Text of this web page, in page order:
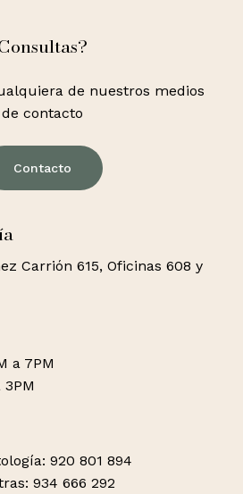
de nuestros medios
de contacto
Contacto
Carrión 615, Oficinas 608 y
a 7PM
920 801 894
934 666 292